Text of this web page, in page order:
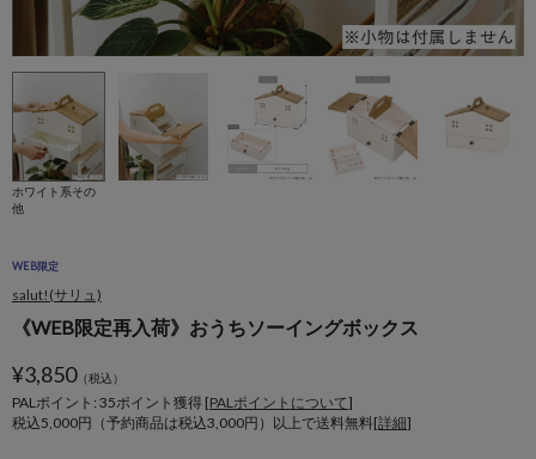
ホワイト系その
他
WEB限定
salut!(サリュ)
《WEB限定再入荷》おうちソーイングボックス
¥3,850（税込）
PALポイント: 35ポイント獲得 [PALポイントについて]
税込5,000円（予約商品は税込3,000円）以上で送料無料[詳細]